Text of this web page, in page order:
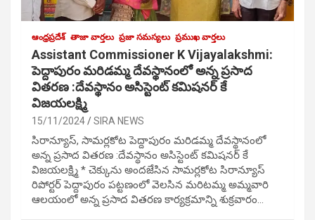
ఆంధ్రప్రదేశ్ తాజా వార్తలు ప్రజా సమస్యలు ప్రముఖ వార్తలు
Assistant Commissioner K Vijayalakshmi:
పెద్దాపురం మరిడమ్మ దేవస్థానంలో అన్న ప్రసాద
వితరణ :దేవస్థానం అసిస్టెంట్ కమిషనర్ కే
విజయలక్ష్మి
15/11/2024 SIRA NEWS
సిరాన్యూస్, సామర్లకోట పెద్దాపురం మరిడమ్మ దేవస్థానంలో
అన్న ప్రసాద వితరణ :దేవస్థానం అసిస్టెంట్ కమిషనర్ కే
విజయలక్ష్మి * చెక్కును అందజేసిన సామర్లకోట సిరాన్యూస్
రిపోర్టర్ పెద్దాపురం పట్టణంలో వెలసిన మరిటమ్మ అమ్మవారి
ఆలయంలో అన్న ప్రసాద వితరణ కార్యక్రమాన్ని శుక్రవారం…